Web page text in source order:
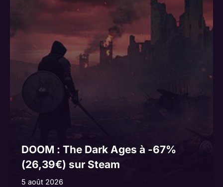
DOOM : The Dark Ages à -67%
(26,39€) sur Steam
5 août 2026